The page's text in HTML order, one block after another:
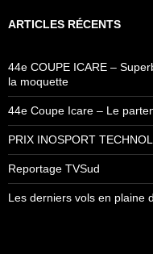
ARTICLES RÉCENTS
44e COUPE ICARE –
la moquette
44e Coupe Icare – Le
PRIX INOSPORT
Reportage TVSud
Les derniers vols en plaine